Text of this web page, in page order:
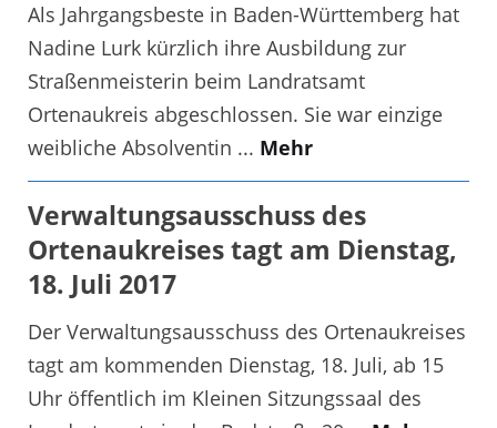
Als Jahrgangsbeste in Baden-Württemberg hat
Nadine Lurk kürzlich ihre Ausbildung zur
Straßenmeisterin beim Landratsamt
Ortenaukreis abgeschlossen. Sie war einzige
weibliche Absolventin ... Mehr
Verwaltungsausschuss des
Ortenaukreises tagt am Dienstag,
18. Juli 2017
Der Verwaltungsausschuss des Ortenaukreises
tagt am kommenden Dienstag, 18. Juli, ab 15
Uhr öffentlich im Kleinen Sitzungssaal des